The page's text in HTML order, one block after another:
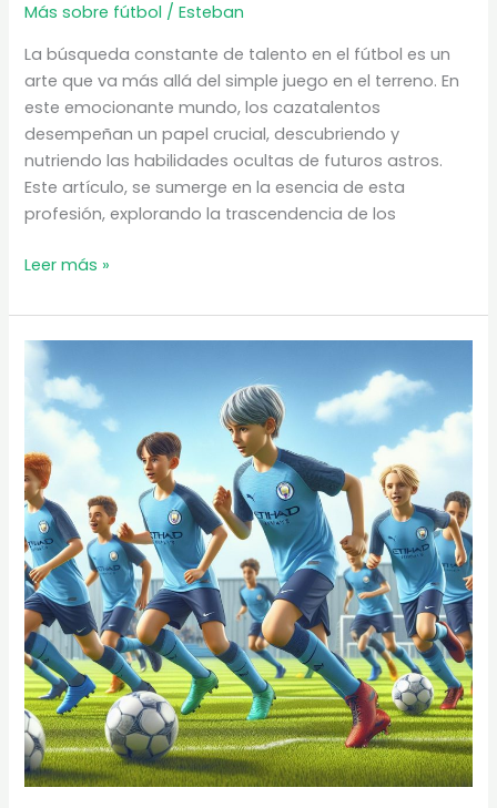
Más sobre fútbol /Esteban
La búsqueda constante de talento en el fútbol es un
arte que va más allá del simple juego en el terreno. En
este emocionante mundo, los cazatalentos
desempeñan un papel crucial, descubriendo y
nutriendo las habilidades ocultas de futuros astros.
Este artículo, se sumerge en la esencia de esta
profesión, explorando la trascendencia de los
Los
en
el
fútbol
¿Cómo
ser
ojeador
profesional?
Leer más »